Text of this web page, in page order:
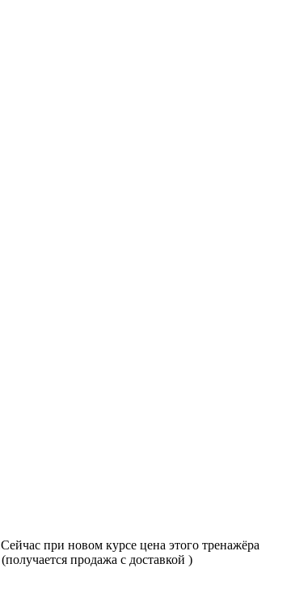
при новом курсе цена этого тренажёра
продажа с доставкой )